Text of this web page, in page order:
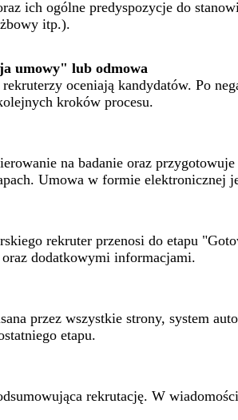
ich ogólne predyspozycje do
itp.).
umowy" lub odmowa
oceniają kandydatów. Po
kroków procesu.
na badanie oraz
Umowa w formie elektronicznej
rekruter przenosi do etapu
dodatkowymi informacjami.
przez wszystkie strony, system
etapu.
rekrutację. W